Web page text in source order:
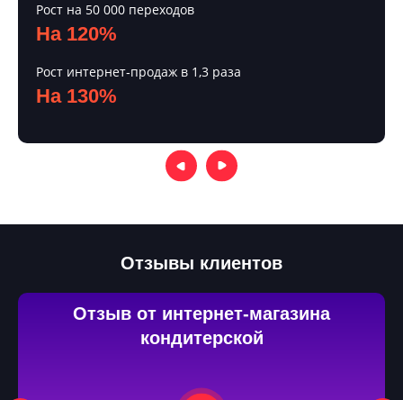
Рост на 50 000 переходов
На 120%
Рост интернет‑продаж в 1,3 раза
На 130%
Отзывы клиентов
Отзыв от интернет-магазина
кондитерской